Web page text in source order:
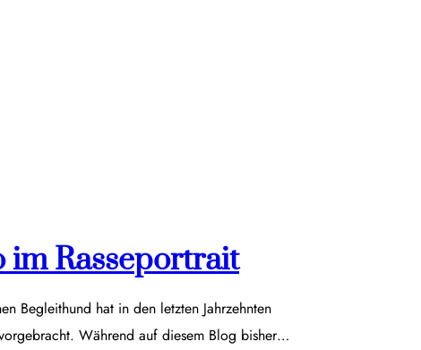
im Rasseportrait
Begleithund hat in den letzten Jahrzehnten
Während auf diesem Blog bisher…